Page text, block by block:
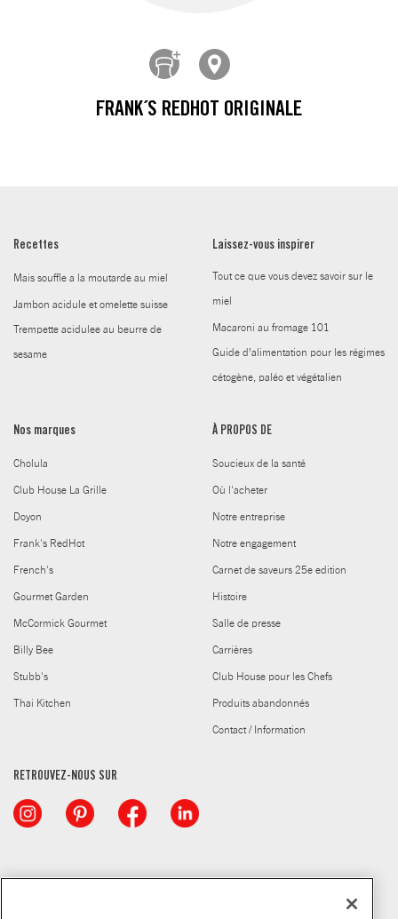
FRANK´S REDHOT ORIGINALE
Recettes
Mais souffle a la moutarde au miel
Jambon acidule et omelette suisse
Trempette acidulee au beurre de
sesame
Laissez-vous inspirer
Tout ce que vous devez savoir sur le
miel
Macaroni au fromage 101
Guide d’alimentation pour les régimes
cétogène, paléo et végétalien
Nos marques
Cholula
Club House La Grille
Doyon
Frank's RedHot
French's
Gourmet Garden
McCormick Gourmet
Billy Bee
Stubb's
Thai Kitchen
À PROPOS DE
Soucieux de la santé
Où l'acheter
Notre entreprise
Notre engagement
Carnet de saveurs 25e edition
Histoire
Salle de presse
Carrières
Club House pour les Chefs
Produits abandonnés
Contact / Information
RETROUVEZ-NOUS SUR